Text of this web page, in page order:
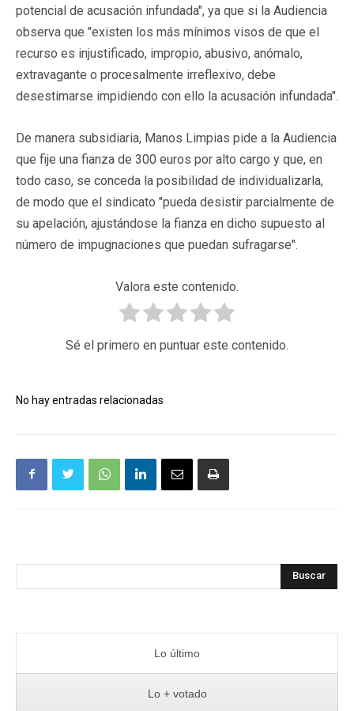
potencial de acusación infundada", ya que si la Audiencia
observa que "existen los más mínimos visos de que el
recurso es injustificado, impropio, abusivo, anómalo,
extravagante o procesalmente irreflexivo, debe
desestimarse impidiendo con ello la acusación infundada".
De manera subsidiaria, Manos Limpias pide a la Audiencia
que fije una fianza de 300 euros por alto cargo y que, en
todo caso, se conceda la posibilidad de individualizarla,
de modo que el sindicato "pueda desistir parcialmente de
su apelación, ajustándose la fianza en dicho supuesto al
número de impugnaciones que puedan sufragarse".
Valora este contenido.
Sé el primero en puntuar este contenido.
No hay entradas relacionadas
Buscar
Lo último
Lo + votado